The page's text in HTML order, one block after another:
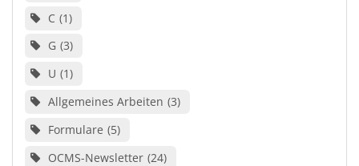
C 1
G 3
U 1
Allgemeines Arbeiten 3
Formulare 5
OCMS-Newsletter 24